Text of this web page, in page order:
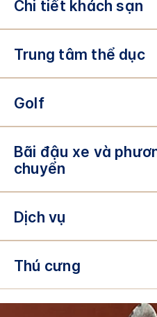
Chi tiết khách sạn
Trung tâm thể dục
Golf
Bãi đậu xe và
chuyển
Dịch vụ
Thú cưng